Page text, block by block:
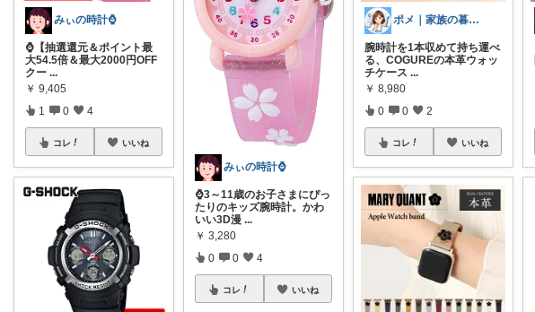
みぃの時計⌚
⌚【抽選還元＆ポイント最
大54.5倍＆最大2000円OFF
クー ...
￥ 9,405
1 0 4
コレ いいね
みぃの時計⌚
⌚3～11歳のお子さまにぴっ
たりのキッズ腕時計。かわ
いい3D漫 ...
￥ 3,280
0 0 4
コレ いいね
ポメ｜家族の暮らしを少しラクに
腕時計を1本収めて持ち運べ
る、COGUREの本革ウォッ
チケース ...
￥ 8,980
0 0 2
コレ いいね